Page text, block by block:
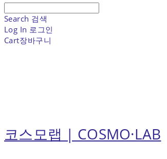
Search 검색
Log In 로그인
Cart장바구니
코스모랩 | COSMO·LAB